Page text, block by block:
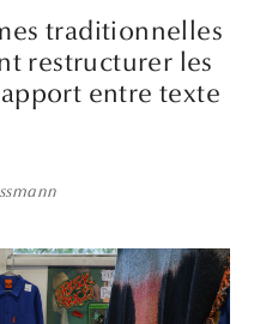
traditionnelles
restructurer les
entre texte